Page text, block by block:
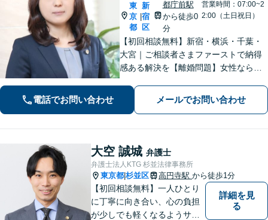
東
京
都
|
新
宿
区
都庁前駅
から徒歩0
分
営業時間：07:00~2
2:00（土日祝日）
​​【初回相談無料】新宿・横浜・千葉・
大宮｜ご相談者さまファーストで納得
感ある解決を【離婚問題】女性ならで
らご相談ください【相続問題】事務所
相談実績1万件以上！様々な相続トラブ
電話でお問い合わせ メールでお問い合わせ
大空 誠城 弁護士
弁護士法人KTG 杉並法律事務所
東京都 杉並区 高円寺駅 から徒歩1分
【初回相談無料】一人ひとり
に丁寧に向き合い、心の負担
が少しでも軽くなるようサポ
詳細を見
る